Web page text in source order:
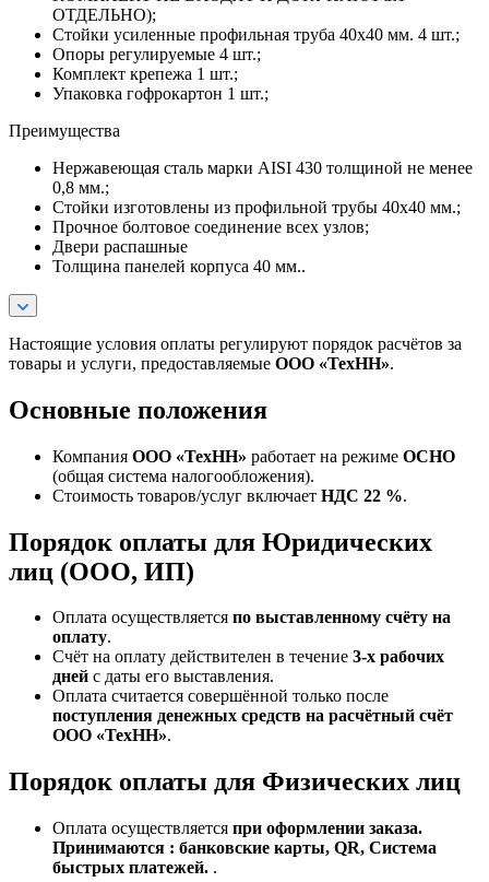
ОТДЕЛЬНО);
Стойки усиленные профильная труба 40х40 мм. 4 шт.;
Опоры регулируемые 4 шт.;
Комплект крепежа 1 шт.;
Упаковка гофрокартон 1 шт.;
Преимущества
Нержавеющая сталь марки AISI 430 толщиной не менее
0,8 мм.;
Стойки изготовлены из профильной трубы 40х40 мм.;
Прочное болтовое соединение всех узлов;
Двери распашные
Толщина панелей корпуса 40 мм..
Настоящие условия оплаты регулируют порядок расчётов за
товары и услуги, предоставляемые ООО «ТехНН».
Основные положения
Компания ООО «ТехНН» работает на режиме ОСНО
(общая система налогообложения).
Стоимость товаров/услуг включает НДС 22 %.
Порядок оплаты для Юридических
лиц (ООО, ИП)
Оплата осуществляется по выставленному счёту на
оплату.
Счёт на оплату действителен в течение 3‑х рабочих
дней с даты его выставления.
Оплата считается совершённой только после
поступления денежных средств на расчётный счёт
ООО «ТехНН».
Порядок оплаты для Физических лиц
Оплата осуществляется при оформлении заказа.
Принимаются : банковские карты, QR, Система
быстрых платежей. .